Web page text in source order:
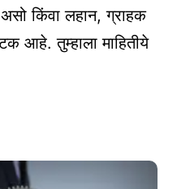
किंवा लहान, ग्राहक
आहे. तुम्हाला माहितीये